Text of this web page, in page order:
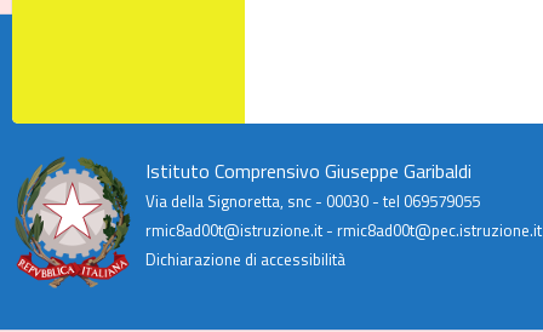
Istituto Comprensivo Giuseppe Garibaldi
Via della Signoretta, snc - 00030 - tel 069579055
rmic8ad00t@istruzione.it - rmic8ad00t@pec.istruzione.it
Dichiarazione di accessibilità